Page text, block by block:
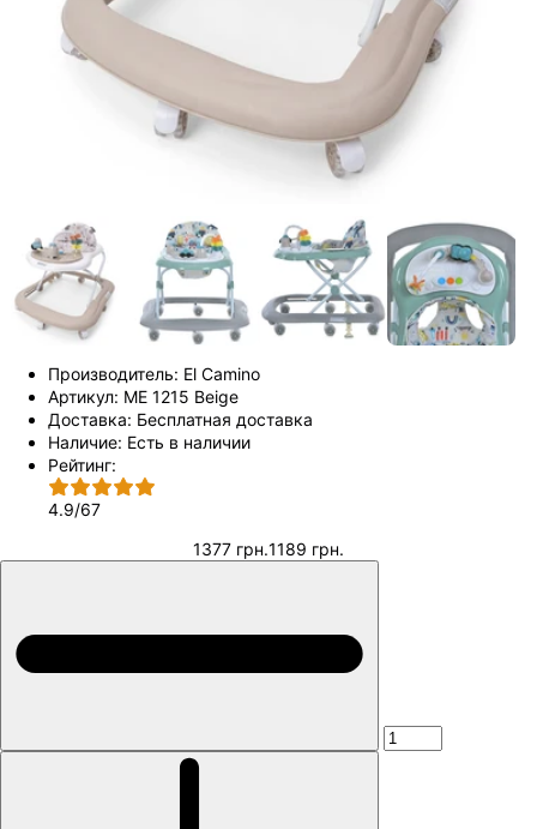
Производитель: El Camino
Артикул: ME 1215 Beige
Доставка: Бесплатная доставка
Наличие: Есть в наличии
Рейтинг:
4.9/67
1377 грн.1189 грн.